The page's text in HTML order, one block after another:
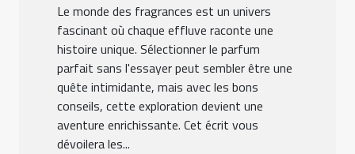
Le monde des fragrances est un univers
fascinant où chaque effluve raconte une
histoire unique. Sélectionner le parfum
parfait sans l'essayer peut sembler être une
quête intimidante, mais avec les bons
conseils, cette exploration devient une
aventure enrichissante. Cet écrit vous
dévoilera les...